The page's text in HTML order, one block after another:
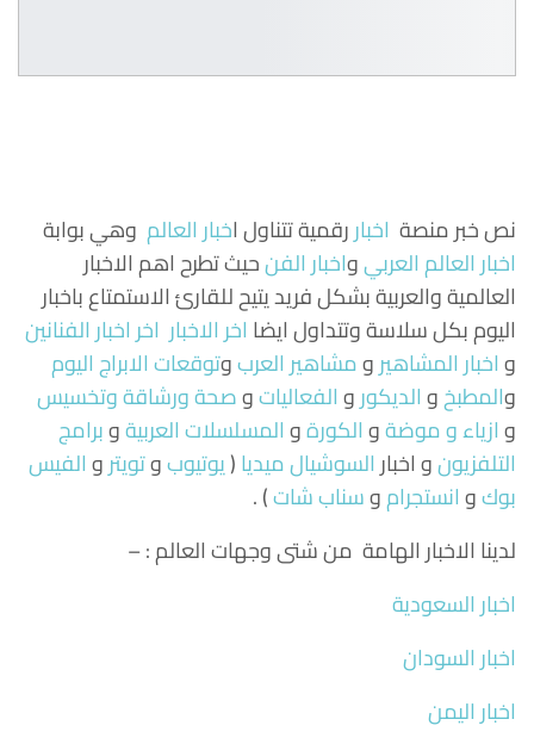
نص خبر منصة اخباررقمية تتناولاخبار العالم وهي بوابة
اخبار العالم العربيواخبار الفنحيث تطرح اهم الاخبار
العالمية والعربية بشكل فريد يتيح للقارئ الاستمتاع باخبار
اليوم بكل سلاسة وتتداول ايضا اخر الاخبار اخر اخبار الفنانين
واخبار المشاهيرومشاهير العربوتوقعات الابراج اليوم
والمطبخوالديكوروالفعالياتوصحة ورشاقة وتخسيس
وازياء و موضةوالكورةوالمسلسلات العربيةوبرامج
التلفزيونو اخبارالسوشيال ميديا(يوتيوبوتويتروالفيس
بوكوانستجراموسناب شات) .
لدينا الاخبار الهامة من شتى وجهات العالم : –
اخبار السعودية
اخبار السودان
اخبار اليمن